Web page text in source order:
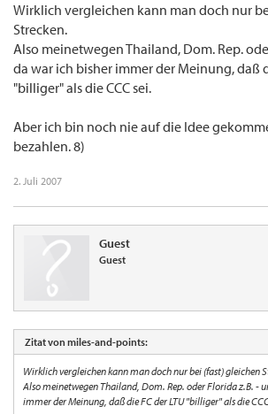
Wirklich vergleichen kann man doch nur
Strecken.
Also meinetwegen Thailand, Dom. Rep.
da war ich bisher immer der Meinung, daß
"billiger" als die CCC sei.
Aber ich bin noch nie auf die Idee
bezahlen. 8)
2. Juli 2007
Guest
Guest
Zitat von miles-and-points:
Wirklich vergleichen kann man doch nur bei (fast) gleichen
Also meinetwegen Thailand, Dom. Rep. oder Florida z.B. -
immer der Meinung, daß die FC der LTU "billiger" als die